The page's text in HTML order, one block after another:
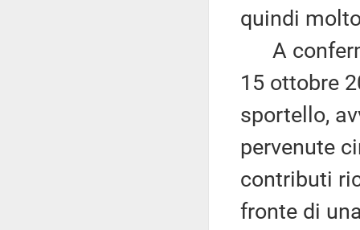
quindi
A
15 ottobre
sportello,
pervenute
contributi
fronte di